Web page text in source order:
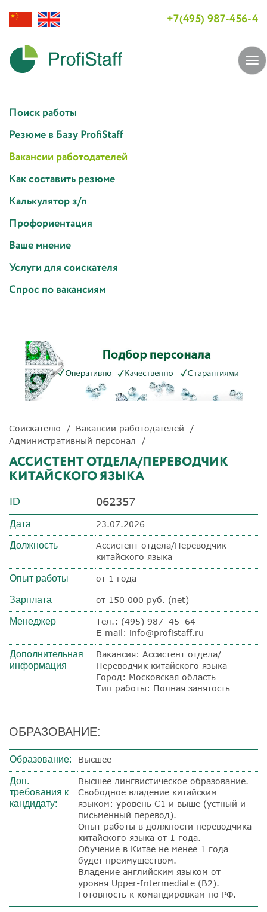
+7(495) 987-456-4
Поиск работы
Резюме в Базу ProfiStaff
Вакансии работодателей
Как составить резюме
Калькулятор з/п
Профориентация
Ваше мнение
Услуги для соискателя
Спрос по вакансиям
Соискателю
Вакансии работодателей
Административный персонал
АССИСТЕНТ ОТДЕЛА/ПЕРЕВОДЧИК
КИТАЙСКОГО ЯЗЫКА
ID 062357
Дата 23.07.2026
Должность
Ассистент отдела/Переводчик
китайского языка
Опыт работы от 1 года
Зарплата от 150 000 руб. (net)
Менеджер
Тел.: (495) 987–45–64
E-mail: info@profistaff.ru
Дополнительная
информация
Вакансия: Ассистент отдела/
Переводчик китайского языка
Город: Московская область
Тип работы: Полная занятость
ОБРАЗОВАНИЕ:
Образование: Высшее
Доп.
требования к
кандидату:
Высшее лингвистическое образование.
Свободное владение китайским
языком: уровень С1 и выше (устный и
письменный перевод).
Опыт работы в должности переводчика
китайского языка от 1 года.
Обучение в Китае не менее 1 года
будет преимуществом.
Владение английским языком от
уровня Upper-Intermediate (B2).
Готовность к командировкам по РФ.